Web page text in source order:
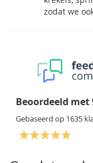
zodat we
Beoordeeld met
Gebaseerd op 1635